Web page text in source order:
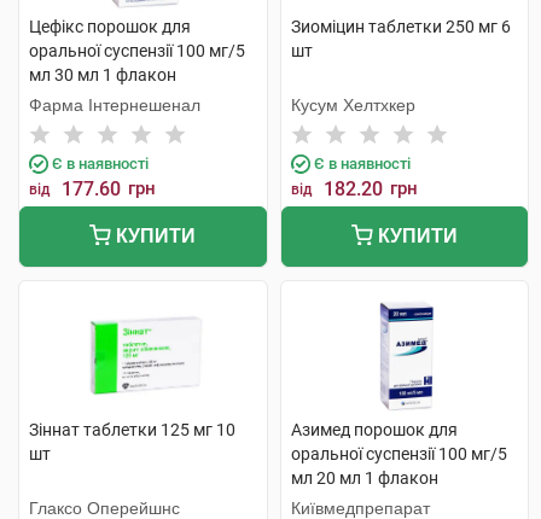
Цефікс порошок для
оральної суспензії 100 мг/5
мл 30 мл 1 флакон
Фарма Інтернешенал
Є в наявності
від 177.60 грн
КУПИТИ
Зиоміцин таблетки 250 мг 6
шт
Кусум Хелтхкер
Є в наявності
від 182.20 грн
КУПИТИ
Зіннат таблетки 125 мг 10
шт
Глаксо Оперейшнс
Азимед порошок для
оральної суспензії 100 мг/5
мл 20 мл 1 флакон
Київмедпрепарат